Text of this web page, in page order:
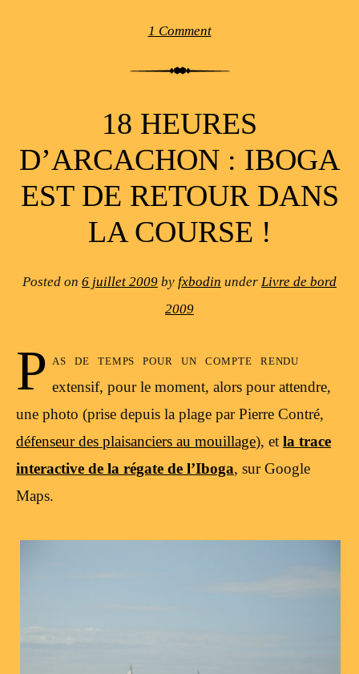
1 Comment
18 HEURES
D’ARCACHON : IBOGA
EST DE RETOUR DANS
LA COURSE !
Posted on 6 juillet 2009 by fxbodin under Livre de bord
2009
P as de temps pour un compte rendu
extensif, pour le moment, alors pour attendre,
une photo (prise depuis la plage par Pierre Contré,
défenseur des plaisanciers au mouillage), et la trace
interactive de la régate de l’Iboga, sur Google
Maps.